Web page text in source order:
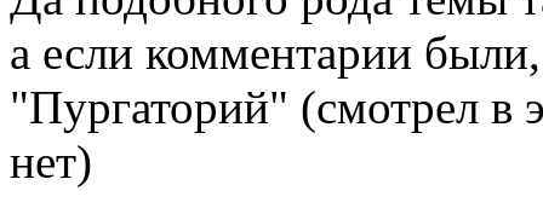
а если комментарии были,
"Пургаторий" (смотрел в
нет)